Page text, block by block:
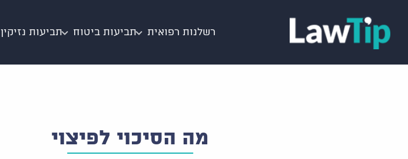
רשלנות רפואית תביעות ביטוח תביעות נזיקין
מה הסיכוי לפיצוי